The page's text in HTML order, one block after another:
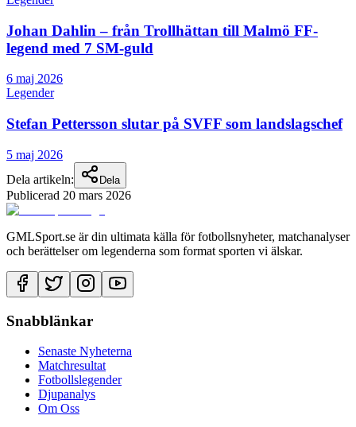
Johan Dahlin – från Trollhättan till Malmö FF-
legend med 7 SM-guld
6 maj 2026
Legender
Stefan Pettersson slutar på SVFF som landslagschef
5 maj 2026
Dela artikeln:
Dela
Publicerad 20 mars 2026
GMLSport.se är din ultimata källa för fotbollsnyheter, matchanalyser
och berättelser om legenderna som format sporten vi älskar.
Snabblänkar
Senaste Nyheterna
Matchresultat
Fotbollslegender
Djupanalys
Om Oss